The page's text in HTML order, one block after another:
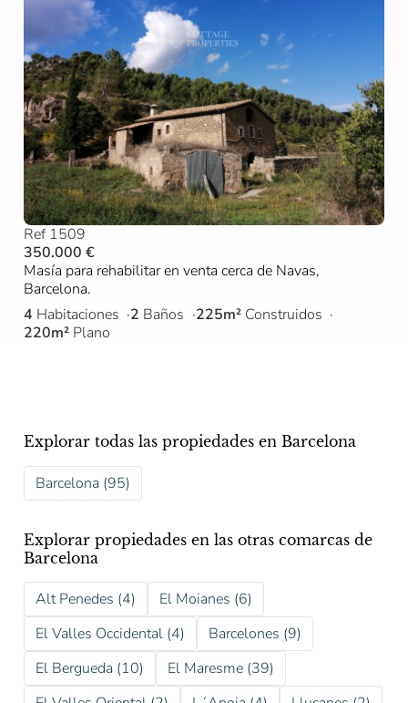
Ref 1509
350.000 €
Masía para rehabilitar en venta cerca de Navas,
Barcelona.
4 Habitaciones 2 Baños 225m² Construidos
220m² Plano
Explorar todas las propiedades en Barcelona
Barcelona (95)
Explorar propiedades en las otras comarcas de
Barcelona
Alt Penedes (4)
El Moianes (6)
El Valles Occidental (4)
Barcelones (9)
El Bergueda (10)
El Maresme (39)